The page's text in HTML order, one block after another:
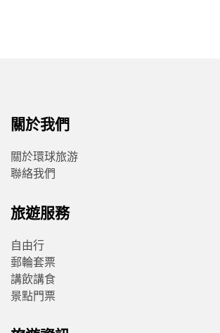
關於我們
關於環球旅游
聯絡我們
旅遊服務
自由行
郵輪套票
講飲講食
景點門票